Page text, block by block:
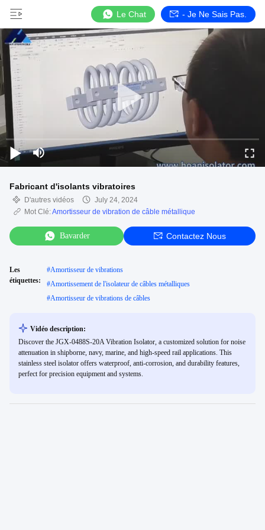
Le Chat - Je Ne Sais Pas.
Fabricant d'isolants vibratoires
D'autres vidéos
July 24, 2024
Mot Clé:Amortisseur de vibration de câble métallique
Bavarder Contactez Nous
Les
étiquettes:
#Amortisseur de vibrations
#Amortissement de l'isolateur de câbles métalliques
#Amortisseur de vibrations de câbles
Vidéo description:
Discover the JGX-0488S-20A Vibration Isolator, a customized solution for noise
attenuation in shipborne, navy, marine, and high-speed rail applications. This
stainless steel isolator offers waterproof, anti-corrosion, and durability features,
perfect for precision equipment and systems.